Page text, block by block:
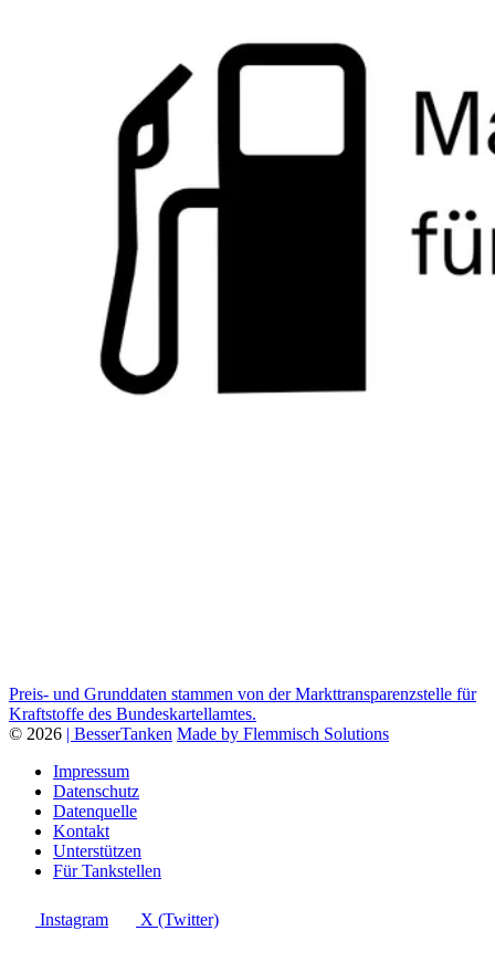
Preis- und Grunddaten stammen von der Markttransparenzstelle für
Kraftstoffe des Bundeskartellamtes.
© 2026 | BesserTanken Made by Flemmisch Solutions
Impressum
Datenschutz
Datenquelle
Kontakt
Unterstützen
Für Tankstellen
Instagram X (Twitter)